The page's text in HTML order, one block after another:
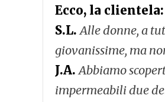
Ecco, la
S.L. Alle donne, a
giovanissime, ma
J.A. Abbiamo
impermeabili due